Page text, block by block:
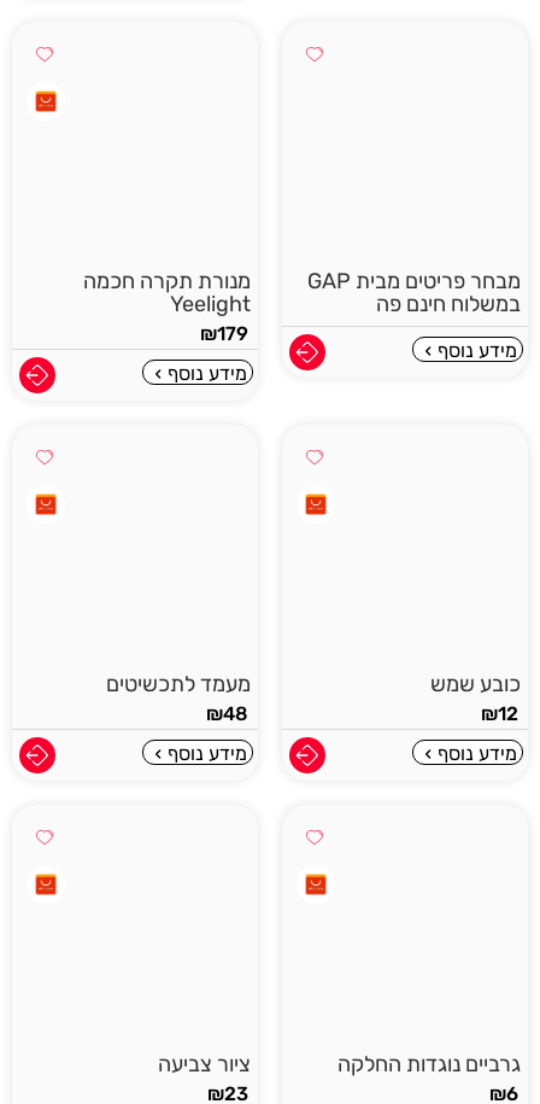
מבחר פריטים מבית GAP
במשלוח חינם פה
מידע נוסף
מנורת תקרה חכמה
Yeelight
₪179
מידע נוסף
כובע שמש
₪12
מידע נוסף
מעמד לתכשיטים
₪48
מידע נוסף
גרביים נוגדות החלקה
₪6
ציור צביעה
₪23